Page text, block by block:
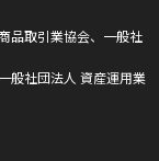
品取引業協会、一般社
般社団法人 資産運用業